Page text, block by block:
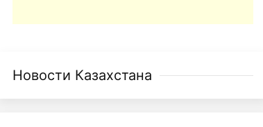
Новости Казахстана